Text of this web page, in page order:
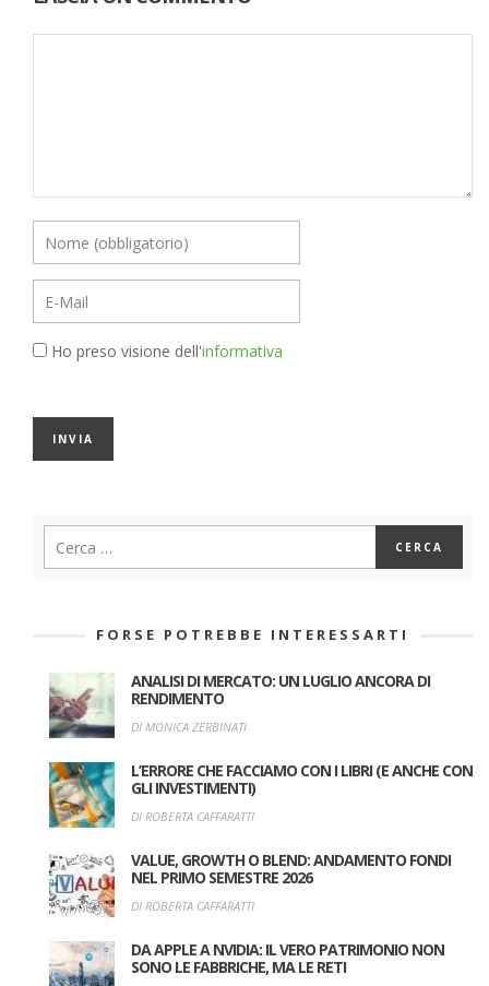
Ho preso visione dell'informativa
FORSE POTREBBE INTERESSARTI
ANALISI DI MERCATO: UN LUGLIO ANCORA DI
RENDIMENTO
DI MONICA ZERBINATI
L’ERRORE CHE FACCIAMO CON I LIBRI (E ANCHE CON
GLI INVESTIMENTI)
DI ROBERTA CAFFARATTI
VALUE, GROWTH O BLEND: ANDAMENTO FONDI
NEL PRIMO SEMESTRE 2026
DI ROBERTA CAFFARATTI
DA APPLE A NVIDIA: IL VERO PATRIMONIO NON
SONO LE FABBRICHE, MA LE RETI